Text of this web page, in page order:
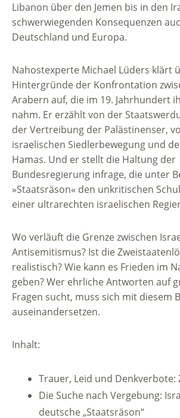
Libanon über den Jemen bis in den
schwerwiegenden Konsequenzen
Deutschland und Europa.
Nahostexperte Michael Lüders klärt
Hintergründe der Konfrontation
Arabern auf, die im 19. Jahrhundert
nahm. Er erzählt von der
der Vertreibung der Palästinenser,
israelischen Siedlerbewegung und
Hamas. Und er stellt die Haltung der
Bundesregierung infrage, die unter
»Staatsräson« den unkritischen
einer ultrarechten israelischen
Wo verläuft die Grenze zwischen
Antisemitismus? Ist die
realistisch? Wie kann es Frieden im
geben? Wer ehrliche Antworten auf
Fragen sucht, muss sich mit diesem
auseinandersetzen.
Inhalt:
Trauer, Leid und
Die Suche nach Vergebung:
deutsche „Staatsräson“